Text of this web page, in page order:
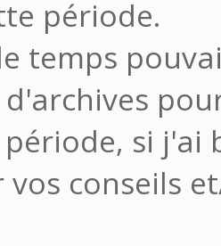
période.
temps
d'archives
si j'ai
vos conseils